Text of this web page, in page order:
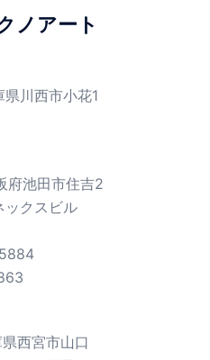
ノアート
川西市小花1
池田市住吉2
ックスビル
5884
西宮市山口